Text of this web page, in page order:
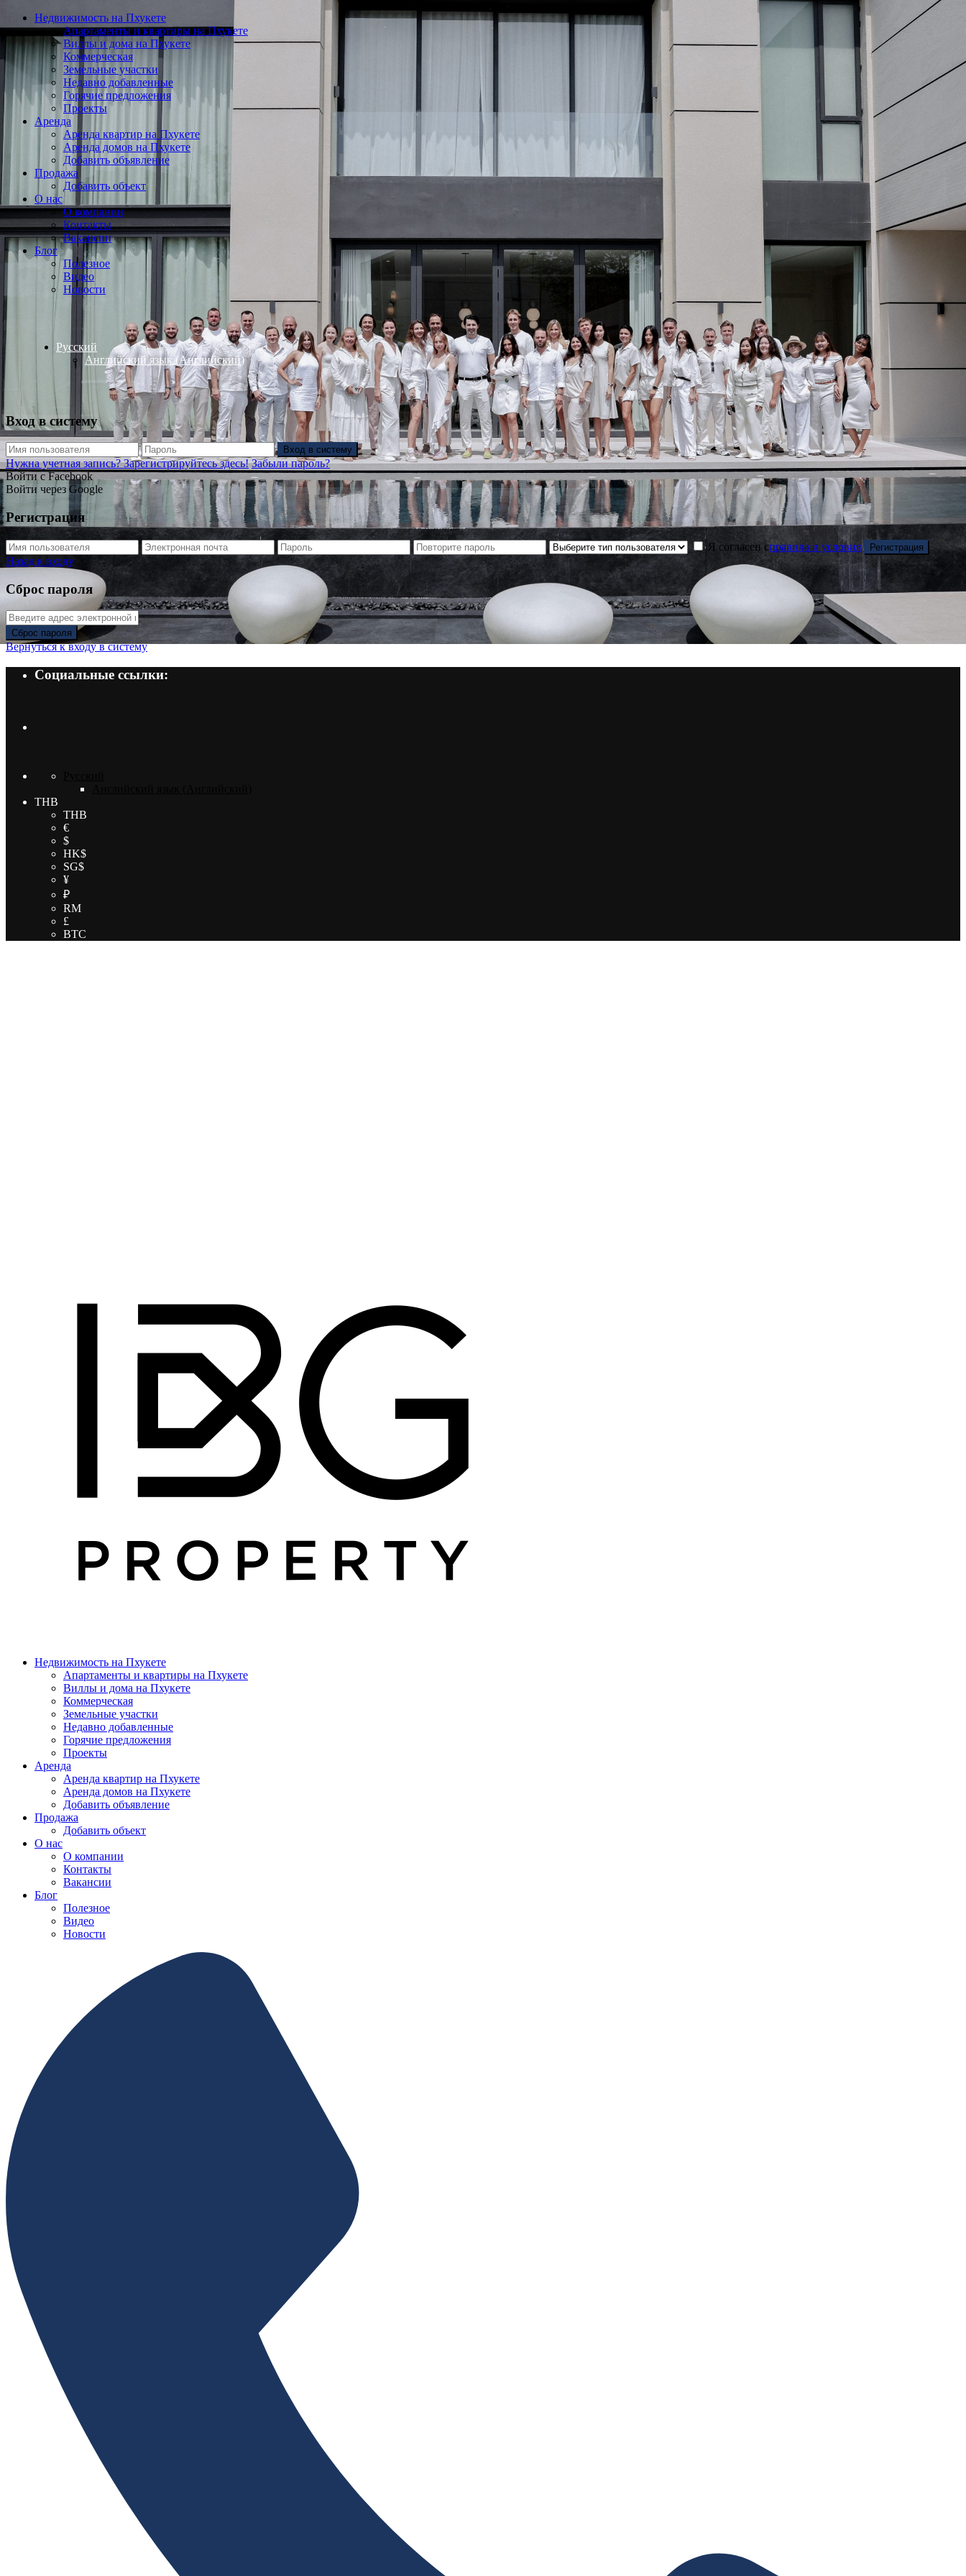
Недвижимость на Пхукете
Апартаменты и квартиры на Пхукете
Виллы и дома на Пхукете
Коммерческая
Земельные участки
Недавно добавленные
Горячие предложения
Проекты
Аренда
Аренда квартир на Пхукете
Аренда домов на Пхукете
Добавить объявление
Продажа
Добавить объект
О нас
О компании
Контакты
Вакансии
Блог
Полезное
Видео
Новости
Русский
Английский язык (Английский)
Вход в систему
Вход в систему
Нужна учетная запись? Зарегистрируйтесь здесь! Забыли пароль?
Войти с Facebook
Войти через Google
Регистрация
Я согласен справила и условия Регистрация
Назад к входу
Сброс пароля
Сброс пароля
Вернуться к входу в систему
Социальные ссылки:
THB
THB
€
$
HK$
SG$
¥
₽
RM
£
BTC
Недвижимость на Пхукете
Апартаменты и квартиры на Пхукете
Виллы и дома на Пхукете
Коммерческая
Земельные участки
Недавно добавленные
Горячие предложения
Проекты
Аренда
Аренда квартир на Пхукете
Аренда домов на Пхукете
Добавить объявление
Продажа
Добавить объект
О нас
О компании
Контакты
Вакансии
Блог
Полезное
Видео
Новости